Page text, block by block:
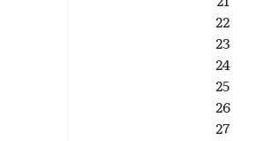
22
23
24
25
26
27